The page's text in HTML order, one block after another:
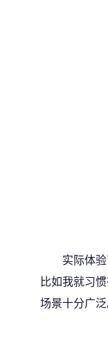
实际体
比如我就习
场景十分广